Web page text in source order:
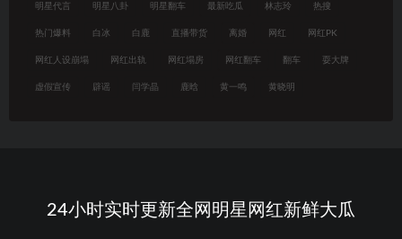
明星代言 明星八卦 明星翻车 最新吃瓜 林志玲 热搜
热门爆料 白冰 白鹿 直播带货 离婚 网红 网红PK
网红人设崩塌 网红出轨 网红塌房 网红翻车 翻车 耍大牌
虚假宣传 辟谣 闫学晶 鹿晗 黄一鸣 黄晓明
24小时实时更新全网明星网红新鲜大瓜